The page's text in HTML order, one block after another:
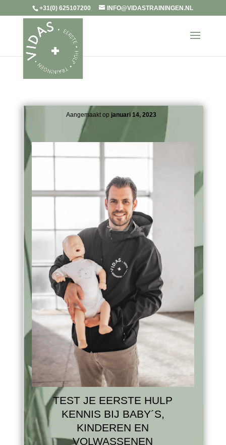
+31(0) 625107200 INFO@VIDASTRAININGEN.NL
Aangemaakt op januari 14, 2023
TEST JE EERSTE HULP
KENNIS BIJ BABY´S,
KINDEREN EN
VOLWASSENEN